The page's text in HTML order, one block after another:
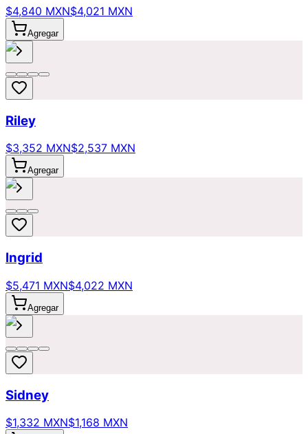
$4,840 MXN$4,021 MXN
Agregar
Riley
$3,352 MXN$2,537 MXN
Agregar
Ingrid
$5,471 MXN$4,022 MXN
Agregar
Sidney
$1,332 MXN$1,168 MXN